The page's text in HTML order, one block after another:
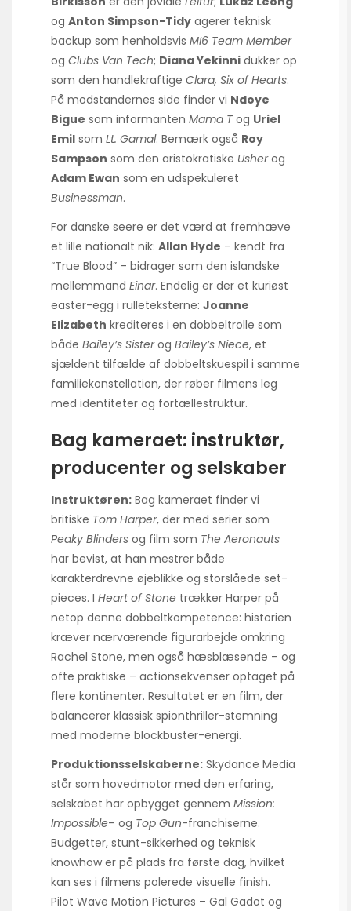
og Anton Simpson-Tidy agerer teknisk
backup som henholdsvis MI6 Team Member
og Clubs Van Tech; Diana Yekinni dukker op
som den handlekraftige Clara, Six of Hearts.
På modstandernes side finder vi Ndoye
Bigue som informanten Mama T og Uriel
Emil som Lt. Gamal. Bemærk også Roy
Sampson som den aristokratiske Usherog
Adam Ewan som en udspekuleret
Businessman.
For danske seere er det værd at fremhæve
et lille nationalt nik: Allan Hyde – kendt fra
“True Blood” – bidrager som den islandske
mellemmand Einar. Endelig er der et kuriøst
easter-egg i rulleteksterne: Joanne
Elizabeth krediteres i en dobbeltrolle som
både Bailey’s Sisterog Bailey’s Niece, et
sjældent tilfælde af dobbeltskuespil i samme
familiekonstellation, der røber filmens leg
med identiteter og fortællestruktur.
Bag kameraet: instruktør,
producenter og selskaber
Instruktøren: Bag kameraet finder vi
britiske Tom Harper, der med serier som
Peaky Blinders og film som The Aeronauts
har bevist, at han mestrer både
karakterdrevne øjeblikke og storslåede set-
pieces. I Heart of Stone trækker Harper på
netop denne dobbeltkompetence: historien
kræver nærværende figurarbejde omkring
Rachel Stone, men også hæsblæsende – og
ofte praktiske – actionsekvenser optaget på
flere kontinenter. Resultatet er en film, der
balancerer klassisk spionthriller-stemning
med moderne blockbuster-energi.
Produktionsselskaberne: Skydance Media
står som hovedmotor med den erfaring,
selskabet har opbygget gennem Mission:
Impossible– og Top Gun-franchiserne.
Budgetter, stunt-sikkerhed og teknisk
knowhow er på plads fra første dag, hvilket
kan ses i filmens polerede visuelle finish.
Pilot Wave Motion Pictures – Gal Gadot og